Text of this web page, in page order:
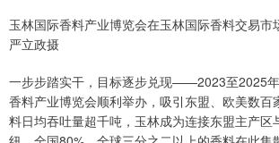
玉林国际香料产业博览会在玉林国际香料交易市
严立政摄
一步步踏实干，目标逐步兑现——2023至2025
香料产业博览会顺利举办，吸引东盟、欧美数百
料日均吞吐量超千吨，玉林成为连接东盟主产区